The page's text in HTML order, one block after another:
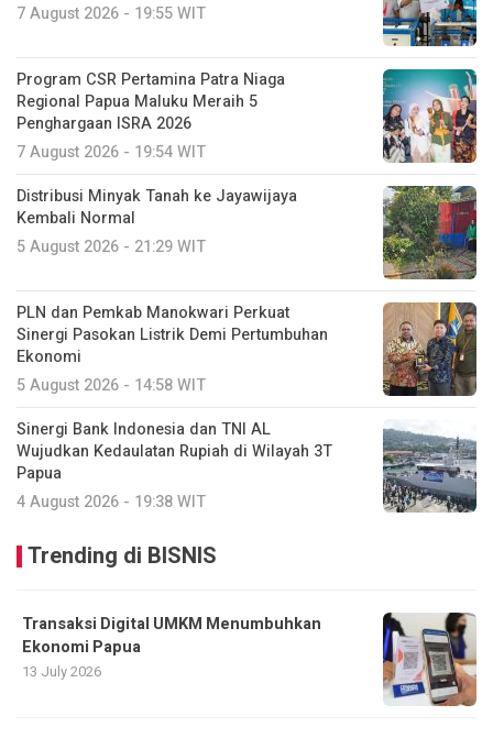
7 August 2026 - 19:55 WIT
Program CSR Pertamina Patra Niaga
Regional Papua Maluku Meraih 5
Penghargaan ISRA 2026
7 August 2026 - 19:54 WIT
Distribusi Minyak Tanah ke Jayawijaya
Kembali Normal
5 August 2026 - 21:29 WIT
PLN dan Pemkab Manokwari Perkuat
Sinergi Pasokan Listrik Demi Pertumbuhan
Ekonomi
5 August 2026 - 14:58 WIT
Sinergi Bank Indonesia dan TNI AL
Wujudkan Kedaulatan Rupiah di Wilayah 3T
Papua
4 August 2026 - 19:38 WIT
Trending di BISNIS
Transaksi Digital UMKM Menumbuhkan
Ekonomi Papua
13 July 2026